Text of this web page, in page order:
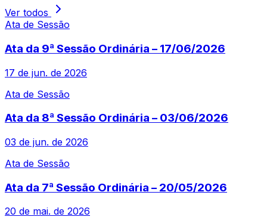
Ver todos
Ata de Sessão
Ata da 9ª Sessão Ordinária – 17/06/2026
17 de jun. de 2026
Ata de Sessão
Ata da 8ª Sessão Ordinária – 03/06/2026
03 de jun. de 2026
Ata de Sessão
Ata da 7ª Sessão Ordinária – 20/05/2026
20 de mai. de 2026